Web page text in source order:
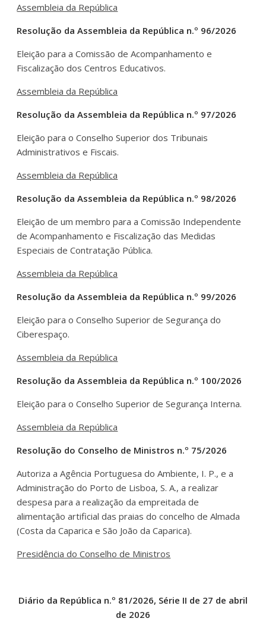
Assembleia da República
Resolução da Assembleia da República n.º 96/2026
Eleição para a Comissão de Acompanhamento e
Fiscalização dos Centros Educativos.
Assembleia da República
Resolução da Assembleia da República n.º 97/2026
Eleição para o Conselho Superior dos Tribunais
Administrativos e Fiscais.
Assembleia da República
Resolução da Assembleia da República n.º 98/2026
Eleição de um membro para a Comissão Independente
de Acompanhamento e Fiscalização das Medidas
Especiais de Contratação Pública.
Assembleia da República
Resolução da Assembleia da República n.º 99/2026
Eleição para o Conselho Superior de Segurança do
Ciberespaço.
Assembleia da República
Resolução da Assembleia da República n.º 100/2026
Eleição para o Conselho Superior de Segurança Interna.
Assembleia da República
Resolução do Conselho de Ministros n.º 75/2026
Autoriza a Agência Portuguesa do Ambiente, I. P., e a
Administração do Porto de Lisboa, S. A., a realizar
despesa para a realização da empreitada de
alimentação artificial das praias do concelho de Almada
(Costa da Caparica e São João da Caparica).
Presidência do Conselho de Ministros
Diário da República n.º 81/2026, Série II de 27 de abril
de 2026